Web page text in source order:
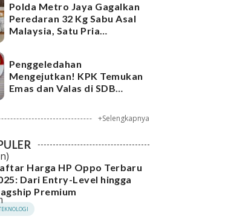
Polda Metro Jaya Gagalkan
Peredaran 32 Kg Sabu Asal
Malaysia, Satu Pria
Penggeledahan
Mengejutkan! KPK Temukan
Emas dan Valas di SDB
+Selengkapnya
Harga HP Oppo Terbaru
Dari Entry-Level hingga
Premium